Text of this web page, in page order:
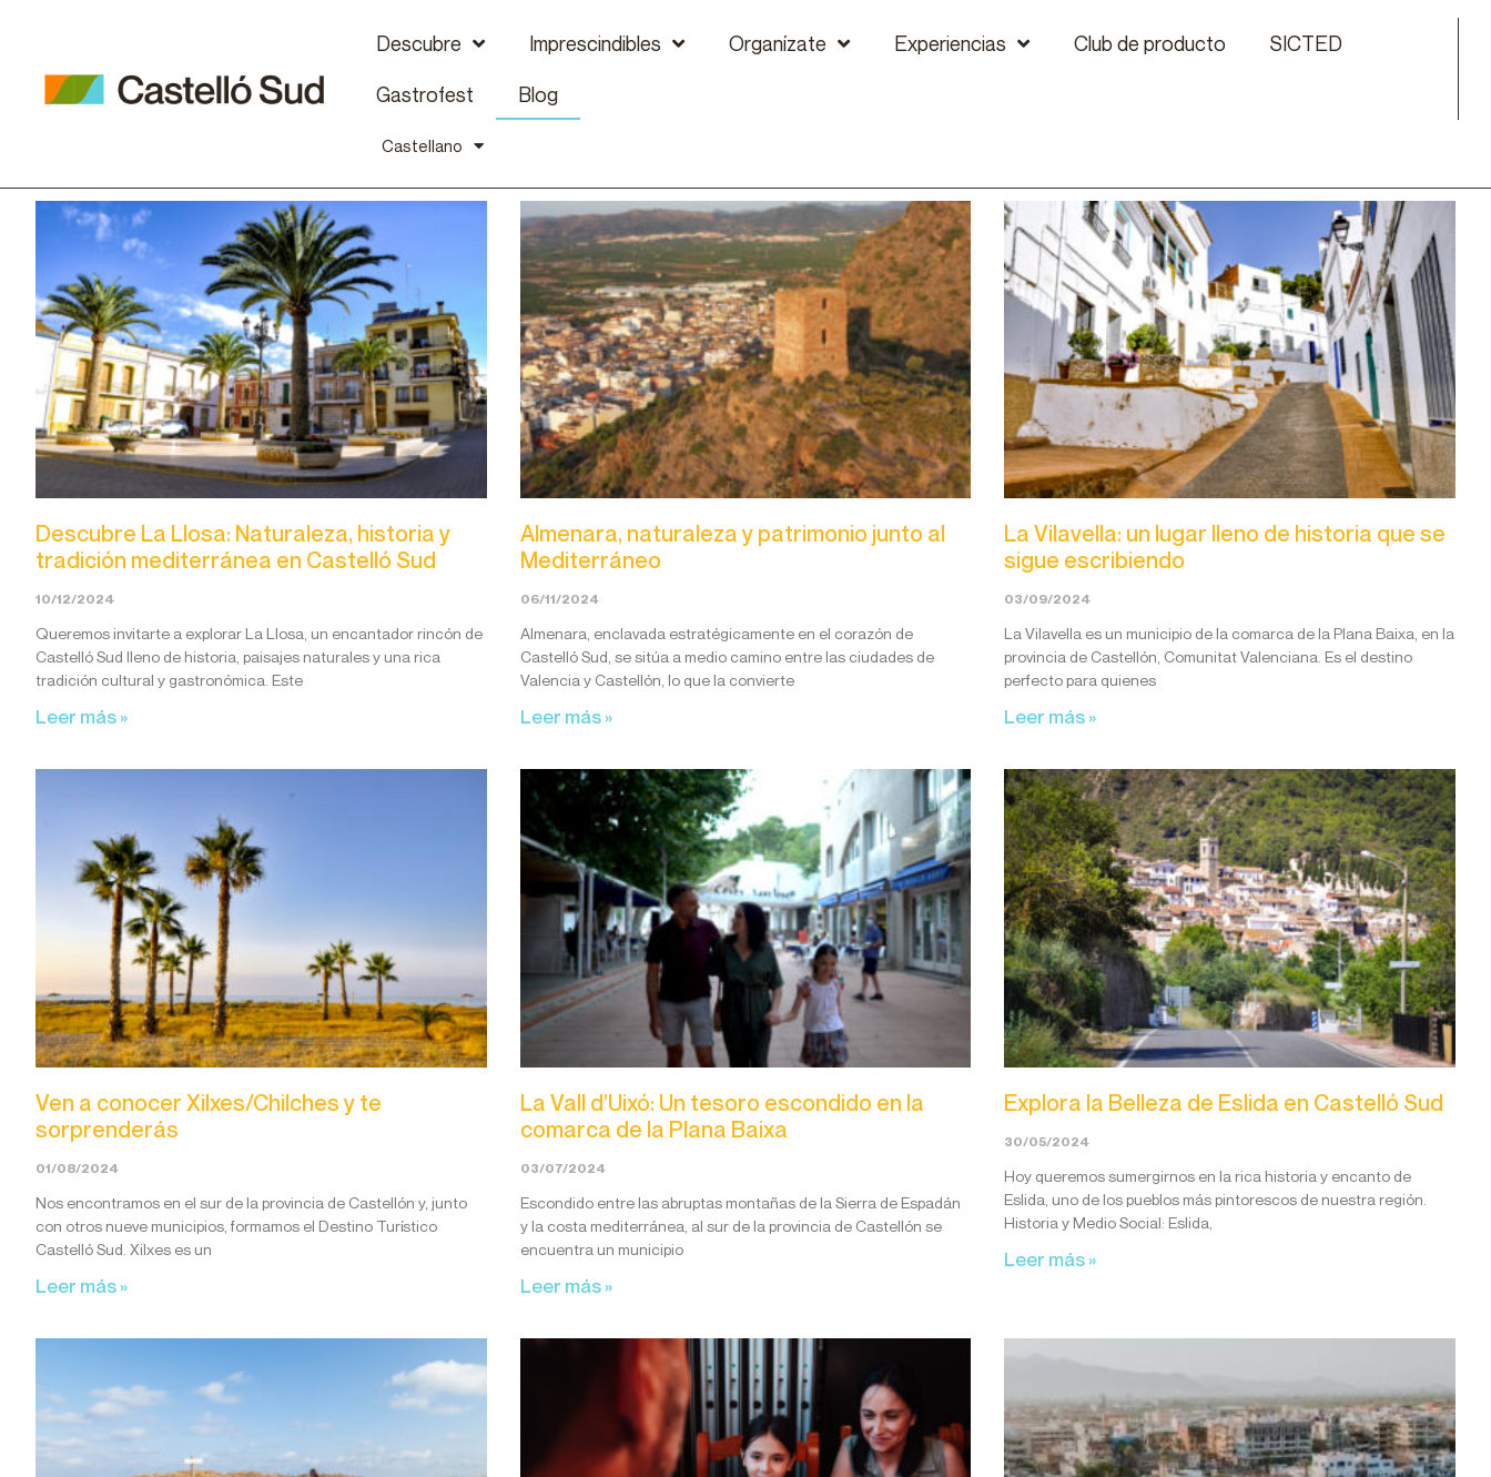
Descubre Imprescindibles Organízate Experiencias Club de producto SICTED
Gastrofest Blog
Castellano
Descubre La Llosa: Naturaleza, historia y
tradición mediterránea en Castelló Sud
10/12/2024
Queremos invitarte a explorar La Llosa, un encantador rincón de
Castelló Sud lleno de historia, paisajes naturales y una rica
tradición cultural y gastronómica. Este
Leer más »
Almenara, naturaleza y patrimonio junto al
Mediterráneo
06/11/2024
Almenara, enclavada estratégicamente en el corazón de
Castelló Sud, se sitúa a medio camino entre las ciudades de
Valencia y Castellón, lo que la convierte
Leer más »
La Vilavella: un lugar lleno de historia que se
sigue escribiendo
03/09/2024
La Vilavella es un municipio de la comarca de la Plana Baixa, en la
provincia de Castellón, Comunitat Valenciana. Es el destino
perfecto para quienes
Leer más »
Ven a conocer Xilxes/Chilches y te
sorprenderás
01/08/2024
Nos encontramos en el sur de la provincia de Castellón y, junto
con otros nueve municipios, formamos el Destino Turístico
Castelló Sud. Xilxes es un
Leer más »
La Vall d’Uixó: Un tesoro escondido en la
comarca de la Plana Baixa
03/07/2024
Escondido entre las abruptas montañas de la Sierra de Espadán
y la costa mediterránea, al sur de la provincia de Castellón se
encuentra un municipio
Leer más »
Explora la Belleza de Eslida en Castelló Sud
30/05/2024
Hoy queremos sumergirnos en la rica historia y encanto de
Eslida, uno de los pueblos más pintorescos de nuestra región.
Historia y Medio Social: Eslida,
Leer más »